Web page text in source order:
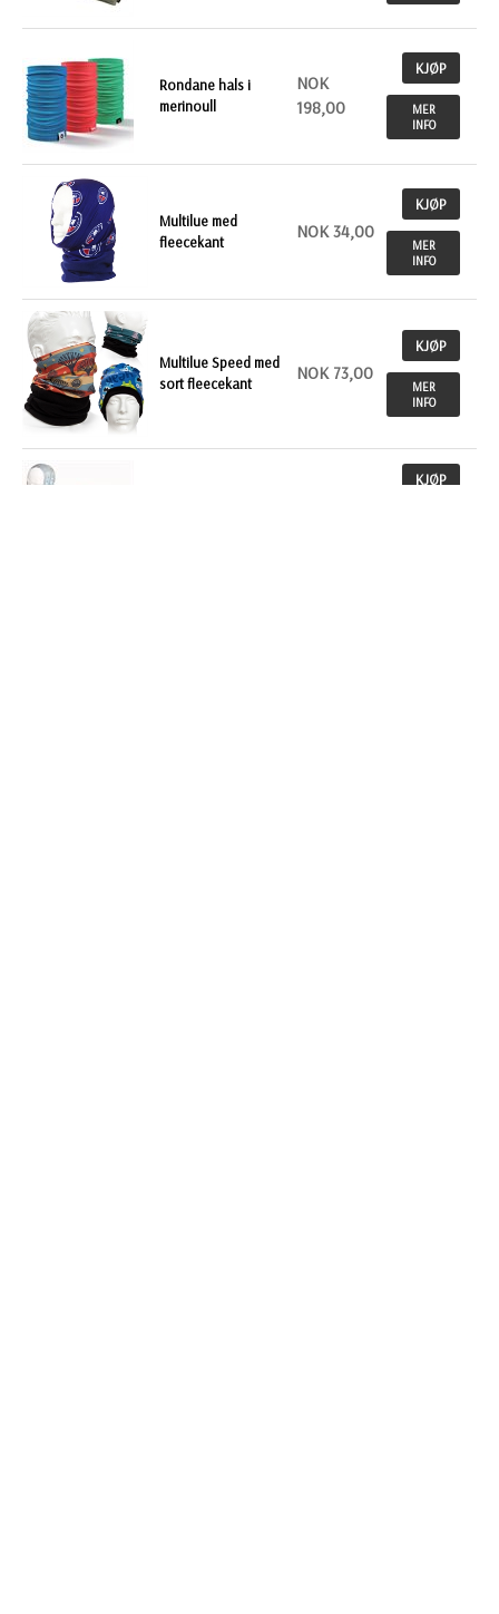
Rondane hals i
merinoull
NOK
198,00
KJØP
MER
INFO
Multilue med
fleecekant
NOK 34,00
KJØP
MER
INFO
Multilue Speed med
sort fleecekant
NOK 73,00
KJØP
MER
INFO
KJØP